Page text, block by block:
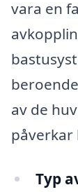
vara en
av de
påverkar
Typ